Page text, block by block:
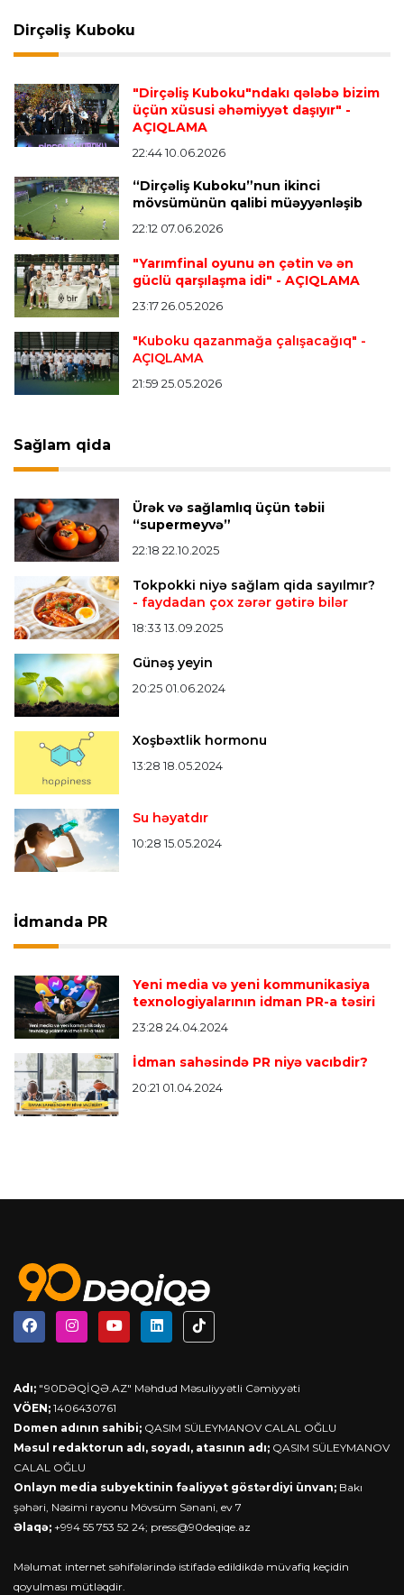
“Barselona”ya keçidinə razı salmaq istəyir
“Atletiko”nun futbolçusu “River Pleyt”ə keçir
“Vest Hem” “Tottenhem”in futbolçusunu
transfer edir
Offside 20:51 08.08.2026
Kamandan oxatma üzrə ölkə çempionatında
finalçılar bəlli oldu
Offside 20:27 08.08.2026
Mingəçevirdə “Kürü keçək?! 5” yarışı keçirildi
Verstappen öz komandasının "Formula 1"də
iştirak etməyəcəyini açıqladı
Bütün xəbərlər >>>
Dirçəliş Kuboku
"Dirçəliş Kuboku"ndakı qələbə bizim
üçün xüsusi əhəmiyyət daşıyır" -
AÇIQLAMA
22:44 10.06.2026
“Dirçəliş Kuboku”nun ikinci
mövsümünün qalibi müəyyənləşib
22:12 07.06.2026
"Yarımfinal oyunu ən çətin və ən
güclü qarşılaşma idi" - AÇIQLAMA
23:17 26.05.2026
"Kuboku qazanmağa çalışacağıq" -
AÇIQLAMA
21:59 25.05.2026
Sağlam qida
Ürək və sağlamlıq üçün təbii
“supermeyvə”
22:18 22.10.2025
Tokpokki niyə sağlam qida sayılmır?
- faydadan çox zərər gətirə bilər
18:33 13.09.2025
Günəş yeyin
20:25 01.06.2024
Xoşbəxtlik hormonu
13:28 18.05.2024
Su həyatdır
10:28 15.05.2024
İdmanda PR
Yeni media və yeni kommunikasiya
texnologiyalarının idman PR-a təsiri
23:28 24.04.2024
İdman sahəsində PR niyə vacıbdir?
20:21 01.04.2024
Adı; "90DƏQİQƏ.AZ" Məhdud Məsuliyyətli Cəmiyyəti
VÖEN; 1406430761
Domen adının sahibi; QASIM SÜLEYMANOV CALAL OĞLU
Məsul redaktorun adı, soyadı, atasının adı; QASIM SÜLEYMANOV
CALAL OĞLU
Onlayn media subyektinin fəaliyyət göstərdiyi ünvan; Bakı
şəhəri, Nəsimi rayonu Mövsüm Sənani, ev 7
Əlaqə; +994 55 753 52 24; press@90deqiqe.az
Məlumat internet səhifələrində istifadə edildikdə müvafiq keçidin
qoyulması mütləqdir.